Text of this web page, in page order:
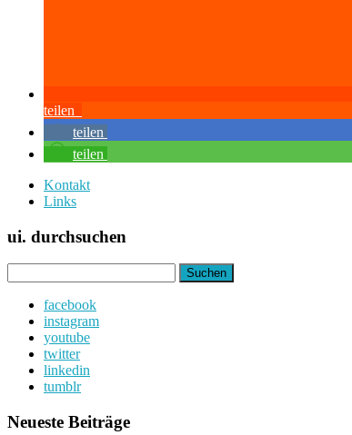
teilen
teilen
teilen
Kontakt
Links
ui. durchsuchen
nach:
facebook
instagram
youtube
twitter
linkedin
tumblr
Neueste Beiträge